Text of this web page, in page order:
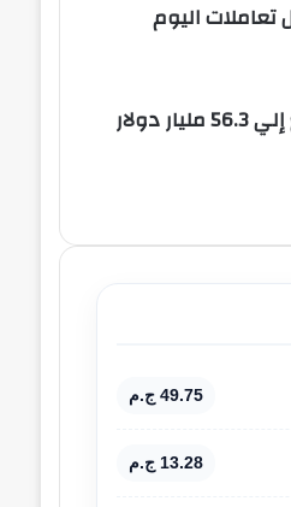
تعاملات اليوم
الإحتياطى الدولي يرتفع إلي 56.3 مليار دولار
49.75 ج.م
13.28 ج.م